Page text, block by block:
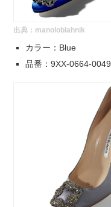
出典： manoloblahnik
カラー：Blue
品番：9XX-0664-0049